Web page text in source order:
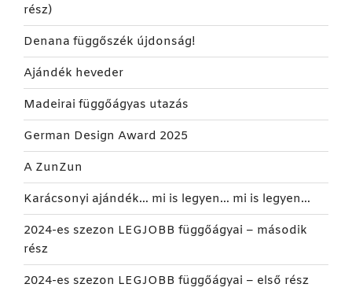
rész)
Denana függőszék újdonság!
Ajándék heveder
Madeirai függőágyas utazás
German Design Award 2025
A ZunZun
Karácsonyi ajándék… mi is legyen… mi is legyen…
2024-es szezon LEGJOBB függőágyai – második
rész
2024-es szezon LEGJOBB függőágyai – első rész